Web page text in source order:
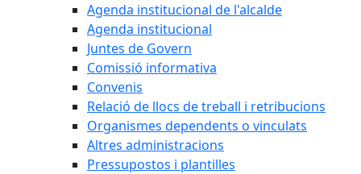
Agenda institucional de l'alcalde
Agenda institucional
Juntes de Govern
Comissió informativa
Convenis
Relació de llocs de treball i retribucions
Organismes dependents o vinculats
Altres administracions
Pressupostos i plantilles